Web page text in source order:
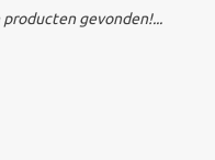
producten gevonden!...